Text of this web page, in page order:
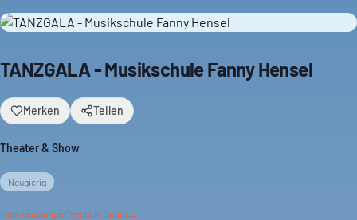
TANZGALA - Musikschule Fanny Hensel
Merken Teilen
Theater & Show
Neugierig
Mehr neugierige Events in Berlin →